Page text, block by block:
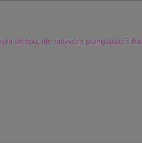
sklepu, ale możecie przeglądać i